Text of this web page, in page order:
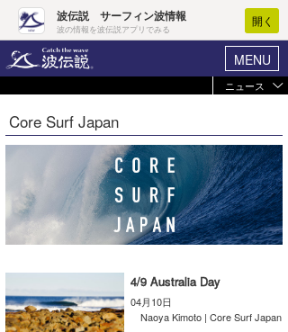
波伝説 サーフィン波情報
波の情報を波伝説アプリでみる
開く
MENU
ヘルプ マイホーム
ログイン
新規会員登録
波情報･概況
WAVE HUNTER波予想ツール
ニュース
Core Surf Japan
4/9 Australia Day
04月10日
Naoya Kimoto | Core Surf Japan
ニュース
Core Surf Japan
ファッション/グッズ
アート＆エンタメ
コラム
トラベル